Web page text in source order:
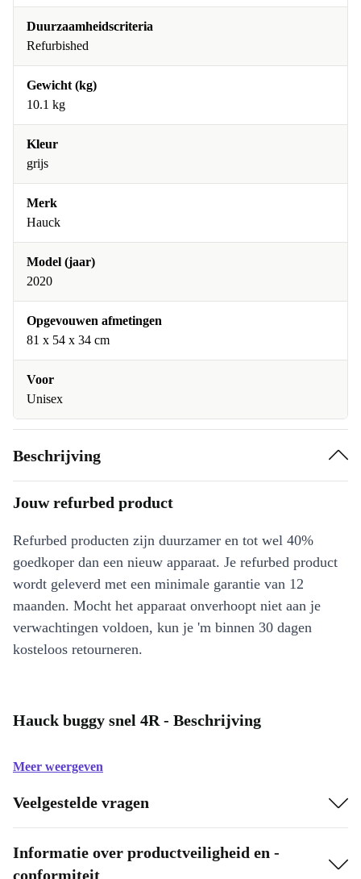
Duurzaamheidscriteria
Refurbished
Gewicht (kg)
10.1 kg
Kleur
grijs
Merk
Hauck
Model (jaar)
2020
Opgevouwen afmetingen
81 x 54 x 34 cm
Voor
Unisex
Beschrijving
Jouw refurbed product
Refurbed producten zijn duurzamer en tot wel 40%
goedkoper dan een nieuw apparaat. Je refurbed product
wordt geleverd met een minimale garantie van 12
maanden. Mocht het apparaat onverhoopt niet aan je
verwachtingen voldoen, kun je 'm binnen 30 dagen
kosteloos retourneren.
Hauck buggy snel 4R - Beschrijving
Meer weergeven
Veelgestelde vragen
Informatie over productveiligheid en -
conformiteit